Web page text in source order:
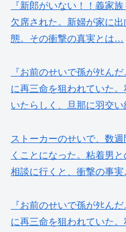
『新郎がいない！！義家
欠席された。新婦が家に
態。その衝撃の真実とは…
『お前のせいで孫がﾀﾋん
に再三命を狙われていた
いたらしく、旦那に羽交
ストーカーのせいで、数
くことになった。粘着男
相談に行くと、衝撃の事
『お前のせいで孫がﾀﾋん
に再三命を狙われていた